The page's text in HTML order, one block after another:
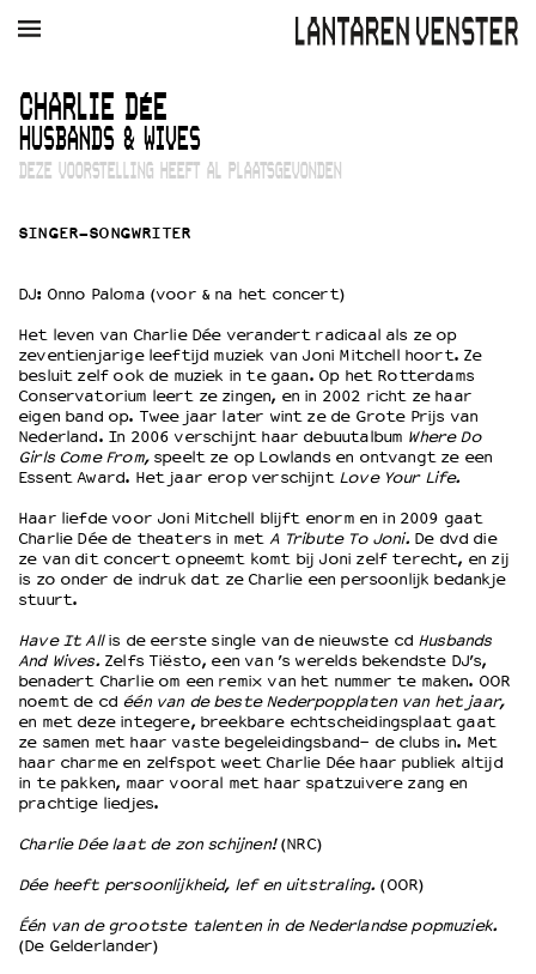
AGENDA FILM MUZIEK
Winkelmandje
Zoek
Openingstijden & contact
Kaartverkoop
EDUCATIE
Schoolvoorstellingen
Filmprogramma’s Primair Onderwijs
Filmprogramma’s VO/MBO
Speciale educatieprogramma’s
OVER LANTARENVENSTER
Werken bij
Wie is wie
Word vriend
Historie
Partners
Huisregels
Integriteits- en gedragscode
Duurzaamheid
Culturele boycot Israël
Ruimte voor artistieke vrijheid – VNPF
CHARLIE DÉE
HUSBANDS & WIVES
DEZE VOORSTELLING HEEFT AL PLAATSGEVONDEN
SINGER-SONGWRITER
DJ: Onno Paloma (voor & na het concert)
Het leven van Charlie Dée verandert radicaal als ze op
zeventienjarige leeftijd muziek van Joni Mitchell hoort. Ze
besluit zelf ook de muziek in te gaan. Op het Rotterdams
Conservatorium leert ze zingen, en in 2002 richt ze haar
eigen band op. Twee jaar later wint ze de Grote Prijs van
Nederland. In 2006 verschijnt haar debuutalbum Where Do
Girls Come From,speelt ze op Lowlands en ontvangt ze een
Essent Award. Het jaar erop verschijnt Love Your Life.
Haar liefde voor Joni Mitchell blijft enorm en in 2009 gaat
Charlie Dée de theaters in met A Tribute To Joni.De dvd die
ze van dit concert opneemt komt bij Joni zelf terecht, en zij
is zo onder de indruk dat ze Charlie een persoonlijk bedankje
stuurt.
Have It Allis de eerste single van de nieuwste cd Husbands
And Wives.Zelfs Tiësto, een van ’s werelds bekendste DJ’s,
benadert Charlie om een remix van het nummer te maken. OOR
noemt de cd één van de beste Nederpopplaten van het jaar,
en met deze integere, breekbare echtscheidingsplaat gaat
ze samen met haar vaste begeleidingsband- de clubs in. Met
haar charme en zelfspot weet Charlie Dée haar publiek altijd
in te pakken, maar vooral met haar spatzuivere zang en
prachtige liedjes.
Charlie Dée laat de zon schijnen!(NRC)
Dée heeft persoonlijkheid, lef en uitstraling.(OOR)
Één van de grootste talenten in de Nederlandse popmuziek.
(De Gelderlander)